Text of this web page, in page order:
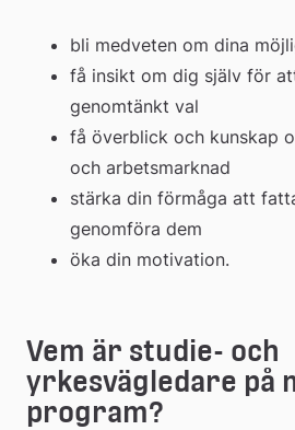
bli medveten om dina
få insikt om dig själv för
genomtänkt val
få överblick och kunskap
och arbetsmarknad
stärka din förmåga att
genomföra dem
öka din motivation.
Vem är studie- och
yrkesvägledare på
program?